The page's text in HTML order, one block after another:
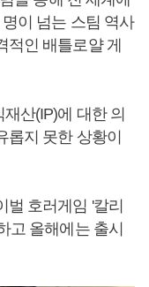
이 넘는 스팀 역사
적인 배틀로얄 게
산(IP)에 대한 의
지 못한 상황이
호러게임 '칼리
고 올해에는 출시